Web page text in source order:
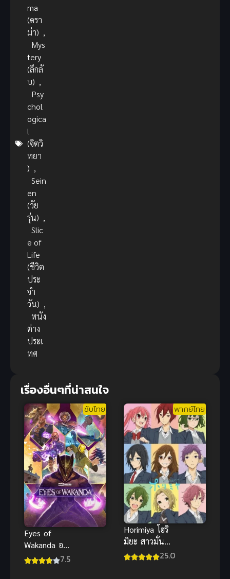
ma
(ดรา
ม่า) ,
Mys
tery
(ลึกลั
บ) ,
Psy
chol
ogica
l
(จิตวิ
ทยา
) ,
Sein
en
(วัย
รุ่น) ,
Slic
e of
Life
(ชีวิต
ประ
จำ
วัน) ,
หนัง
ต่าง
ประเ
ทศ
เรื่องอื่นๆที่น่าสนใจ
ซับไทย
Eyes of
Wakanda อาย
ส์ออฟวาคาน7.5
พากย์ไทย
Horimiya โฮริ
มิยะ สาวมั่น
กับนายมืดมน25.0